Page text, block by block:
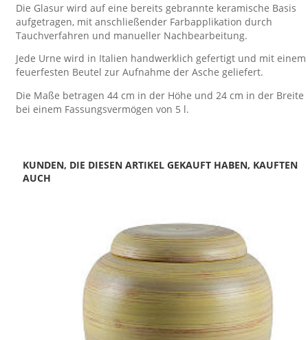
Die Glasur wird auf eine bereits gebrannte keramische Basis
aufgetragen, mit anschließender Farbapplikation durch
Tauchverfahren und manueller Nachbearbeitung.
Jede Urne wird in Italien handwerklich gefertigt und mit einem
feuerfesten Beutel zur Aufnahme der Asche geliefert.
Die Maße betragen 44 cm in der Höhe und 24 cm in der Breite
bei einem Fassungsvermögen von 5 l.
KUNDEN, DIE DIESEN ARTIKEL GEKAUFT HABEN, KAUFTEN
AUCH